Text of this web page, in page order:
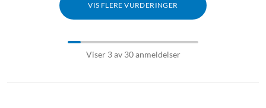
VIS FLERE VURDERINGER
Viser 3 av 30 anmeldelser